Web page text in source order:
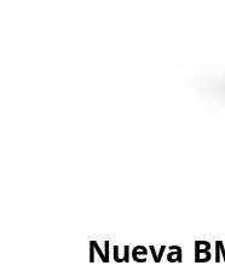
Nueva